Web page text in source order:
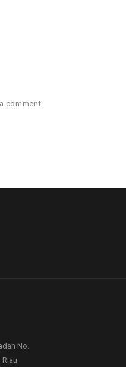
comment.
No.